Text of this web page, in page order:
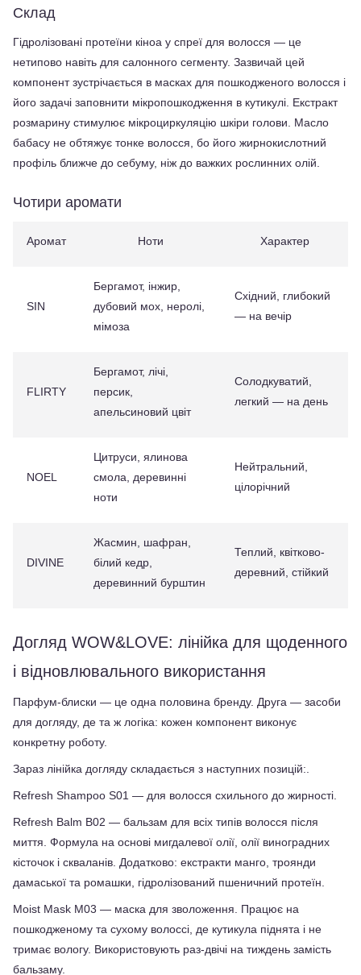
Склад
Гідролізовані протеїни кіноа у спреї для волосся — це
нетипово навіть для салонного сегменту. Зазвичай цей
компонент зустрічається в масках для пошкодженого волосся і
його задачі заповнити мікропошкодження в кутикулі. Екстракт
розмарину стимулює мікроциркуляцію шкіри голови. Масло
бабасу не обтяжує тонке волосся, бо його жирнокислотний
профіль ближче до себуму, ніж до важких рослинних олій.
Чотири аромати
Аромат Ноти Характер
SIN
Бергамот, інжир,
дубовий мох, неролі,
мімоза
Східний, глибокий
— на вечір
FLIRTY
Бергамот, лічі,
персик,
апельсиновий цвіт
Солодкуватий,
легкий — на день
NOEL
Цитруси, ялинова
смола, деревинні
ноти
Нейтральний,
цілорічний
DIVINE
Жасмин, шафран,
білий кедр,
деревинний бурштин
Теплий, квітково-
деревний, стійкий
Догляд WOW&LOVE: лінійка для щоденного
і відновлювального використання
Парфум-блиски — це одна половина бренду. Друга — засоби
для догляду, де та ж логіка: кожен компонент виконує
конкретну роботу.
Зараз лінійка догляду складається з наступних позицій:.
Refresh Shampoo S01 — для волосся схильного до жирності.
Refresh Balm B02 — бальзам для всіх типів волосся після
миття. Формула на основі мигдалевої олії, олії виноградних
кісточок і скваланів. Додатково: екстракти манго, троянди
дамаської та ромашки, гідролізований пшеничний протеїн.
Moist Mask M03 — маска для зволоження. Працює на
пошкодженому та сухому волоссі, де кутикула піднята і не
тримає вологу. Використовують раз-двічі на тиждень замість
бальзаму.